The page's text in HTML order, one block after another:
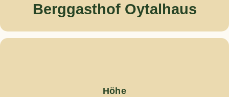
Berggasthof Oytalhaus
Höhe